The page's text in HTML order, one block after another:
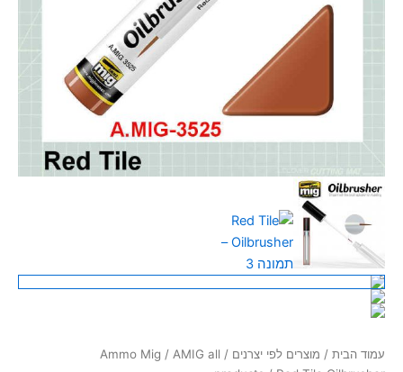
font_download סמן קישורים
cached
עמוד הבית / מוצרים לפי יצרנים /
Ammo Mig / AMIG all